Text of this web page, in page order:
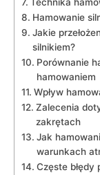
Technika
Hamowanie
Jakie
silnikiem?
Porównanie
hamowaniem
Wpływ
Zalecenia
zakrętach
Jak
warunkach
Częste błędy